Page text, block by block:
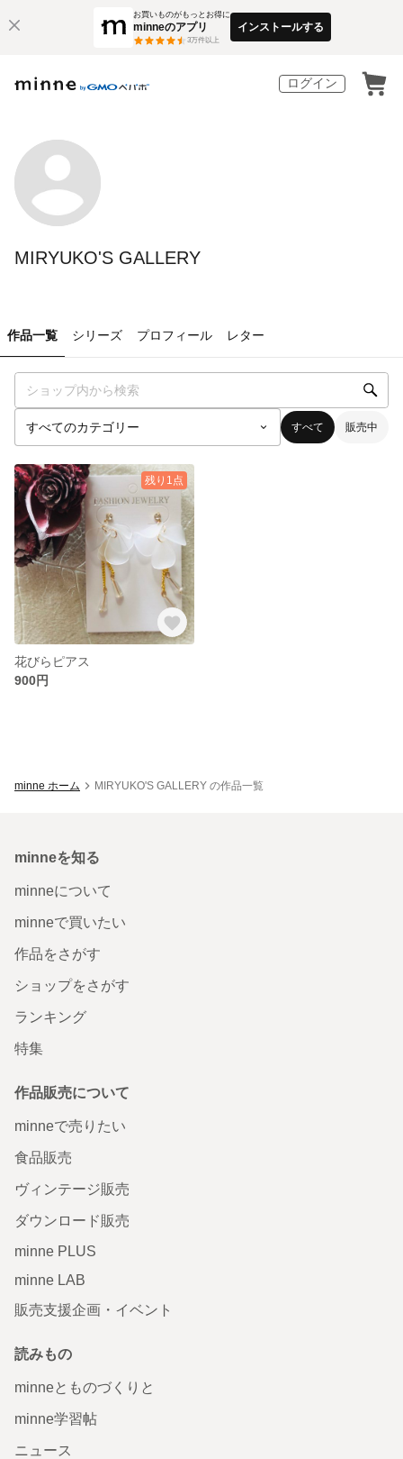
お買いものがもっとお得に
minneのアプリ
3万件以上
インストールする
ログイン
MIRYUKO'S GALLERY
作品一覧 シリーズ プロフィール レター
すべて 販売中
残り1点
花びらピアス
900円
minne ホーム MIRYUKO'S GALLERY の作品一覧
minneを知る
minneについて
minneで買いたい
作品をさがす
ショップをさがす
ランキング
特集
作品販売について
minneで売りたい
食品販売
ヴィンテージ販売
ダウンロード販売
minne PLUS
minne LAB
販売支援企画・イベント
読みもの
minneとものづくりと
minne学習帖
ニュース